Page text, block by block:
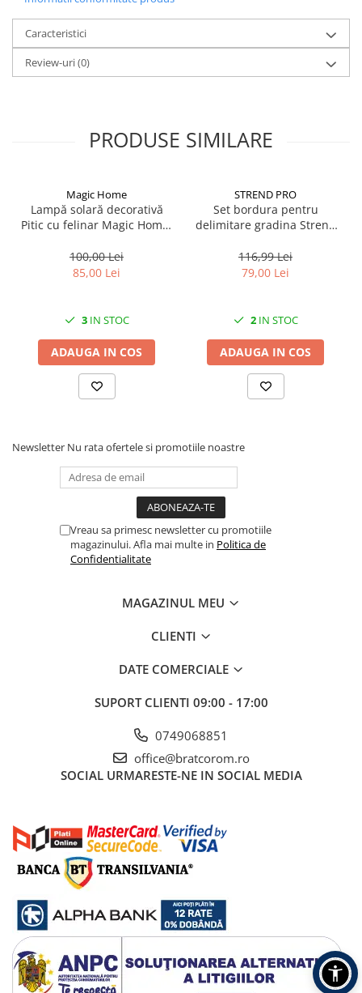
Caracteristici
Review-uri(0)
PRODUSE SIMILARE
Magic Home
Lampă solară decorativă
Pitic cu felinar Magic Home,
pentru grădină și curte
100,00 Lei
85,00 Lei
3IN STOC
ADAUGA IN COS
STREND PRO
Set bordura pentru
delimitare gradina Strend
lungime totala 4.8 m
116,99 Lei
79,00 Lei
2IN STOC
ADAUGA IN COS
Newsletter Nu rata ofertele si promotiile noastre
Vreau sa primesc newsletter cu promotiile
magazinului. Afla mai multe in Politica de
Confidentialitate
MAGAZINUL MEU
CLIENTI
DATE COMERCIALE
SUPORT CLIENTI 09:00 - 17:00
0749068851
office@bratcorom.ro
SOCIAL URMARESTE-NE IN SOCIAL MEDIA